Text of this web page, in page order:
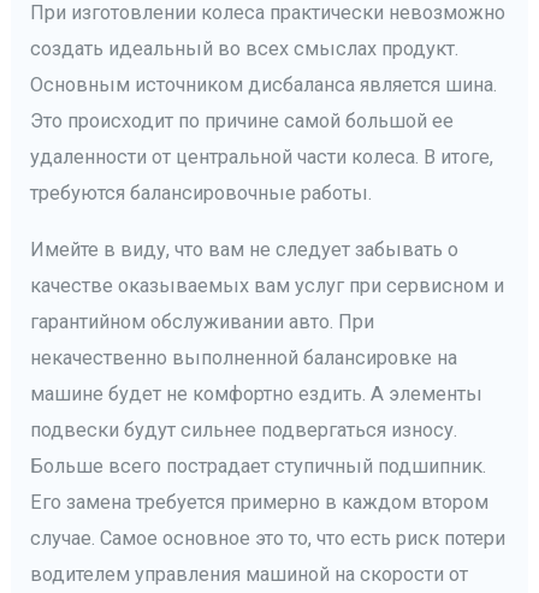
При изготовлении колеса практически невозможно
создать идеальный во всех смыслах продукт.
Основным источником дисбаланса является шина.
Это происходит по причине самой большой ее
удаленности от центральной части колеса. В итоге,
требуются балансировочные работы.
Имейте в виду, что вам не следует забывать о
качестве оказываемых вам услуг при сервисном и
гарантийном обслуживании авто. При
некачественно выполненной балансировке на
машине будет не комфортно ездить. А элементы
подвески будут сильнее подвергаться износу.
Больше всего пострадает ступичный подшипник.
Его замена требуется примерно в каждом втором
случае. Самое основное это то, что есть риск потери
водителем управления машиной на скорости от